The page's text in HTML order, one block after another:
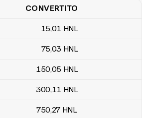
fiorini delle Antille olandesi a lempire
CONVERTITO
15,01 HNL
75,03 HNL
150,05 HNL
300,11 HNL
750,27 HNL